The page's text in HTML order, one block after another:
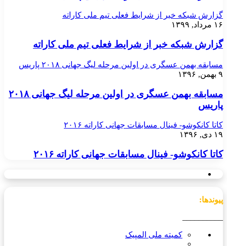
گزارش شبکه خبر از شرایط فعلی تیم ملی کاراته
۱۶ مرداد, ۱۳۹۹
گزارش شبکه خبر از شرایط فعلی تیم ملی کاراته
مسابقه بهمن عسگری در اولین مرحله لیگ جهانی ۲۰۱۸ پاریس
۹ بهمن, ۱۳۹۶
مسابقه بهمن عسگری در اولین مرحله لیگ جهانی ۲۰۱۸
پاریس
کاتا کانکوشو- فینال مسابقات جهانی کاراته ۲۰۱۶
۱۹ دی, ۱۳۹۶
کاتا کانکوشو- فینال مسابقات جهانی کاراته ۲۰۱۶
پیوندها:
کمیته ملی المپیک